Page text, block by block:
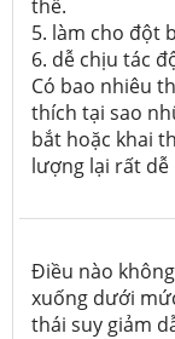
thể.
5. làm cho đột
6. dễ chịu tác
Có bao nhiêu
thích tại sao
bắt hoặc khai
lượng lại rất dễ
Điều nào
xuống dưới
thái suy giảm